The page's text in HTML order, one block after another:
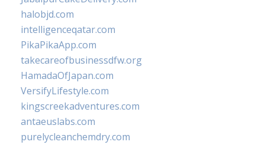
halobjd.com
intelligenceqatar.com
PikaPikaApp.com
takecareofbusinessdfw.org
HamadaOfJapan.com
VersifyLifestyle.com
kingscreekadventures.com
antaeuslabs.com
purelycleanchemdry.com